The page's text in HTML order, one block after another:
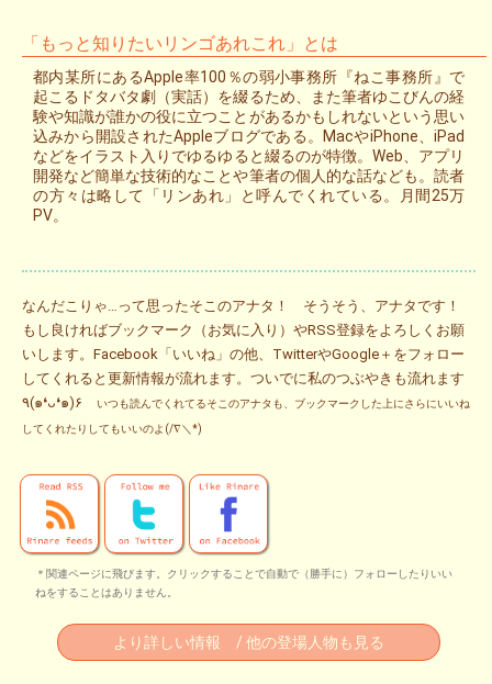
「もっと知りたいリンゴあれこれ」とは
都内某所にあるApple率100％の弱小事務所『ねこ事務所』で
起こるドタバタ劇（実話）を綴るため、また筆者ゆこびんの経
験や知識が誰かの役に立つことがあるかもしれないという思い
込みから開設されたAppleブログである。MacやiPhone、iPad
などをイラスト入りでゆるゆると綴るのが特徴。Web、アプリ
開発など簡単な技術的なことや筆者の個人的な話なども。読者
の方々は略して「リンあれ」と呼んでくれている。月間25万
PV。
なんだこりゃ…って思ったそこのアナタ！ そうそう、アナタです！
もし良ければブックマーク（お気に入り）やRSS登録をよろしくお願
いします。Facebook「いいね」の他、TwitterやGoogle＋をフォロー
してくれると更新情報が流れます。ついでに私のつぶやきも流れます
٩(๑❛ᴗ❛๑)۶
いつも読んでくれてるそこのアナタも、ブックマークした上にさらにいいね
してくれたりしてもいいのよ(/∇＼*)
＊関連ページに飛びます。クリックすることで自動で（勝手に）フォローしたりいい
ねをすることはありません。
より詳しい情報 / 他の登場人物も見る